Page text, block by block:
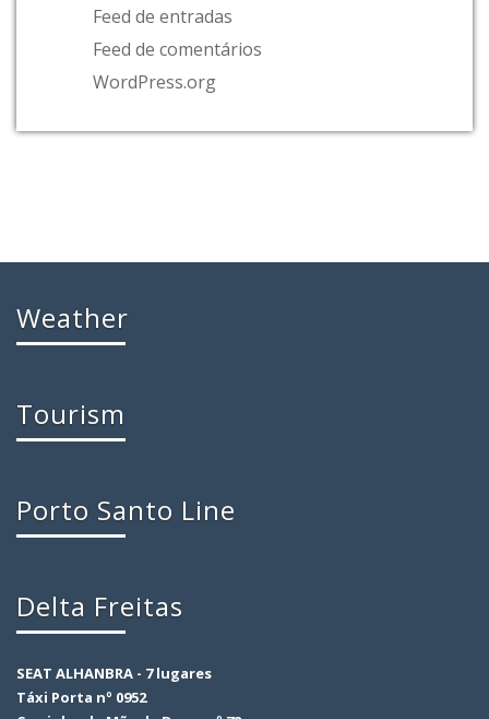
Feed de entradas
Feed de comentários
WordPress.org
Weather
Tourism
Porto Santo Line
Delta Freitas
SEAT ALHANBRA - 7 lugares
Táxi Porta nº 0952